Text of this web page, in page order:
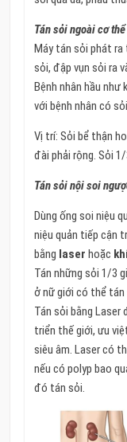
Tán sỏi ngoài cơ thể
Máy tán sỏi phát ra
sỏi, đập vụn sỏi ra
Bệnh nhân hầu như
với bệnh nhân có
Vị trí: Sỏi bể thận
đài phải rộng. Sỏi
Tán sỏi nội soi
Dùng ống soi niệu
niệu quản tiếp cận
bằng laser hoặc
Tán những sỏi 1/3
ở nữ giới có thể tán
Tán sỏi bằng
triển thế giới, ưu
siêu âm. Laser có
nếu có polyp bao
đó tán sỏi.